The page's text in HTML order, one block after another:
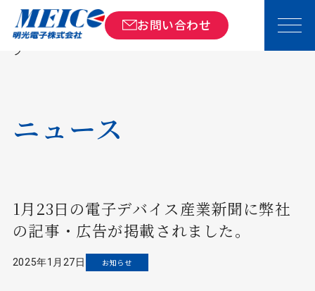
お問い合わせ
ト
ッ
プ
ニュ
ース
1月23日の電子デバイス産業新聞に弊社の記
事・広告が掲載されました。
ニュース
1月23日の電子デバイス産業新聞に弊社
の記事・広告が掲載されました。
2025年1月27日 お知らせ